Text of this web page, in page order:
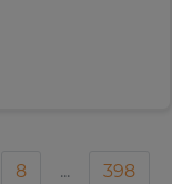
8 ...
398